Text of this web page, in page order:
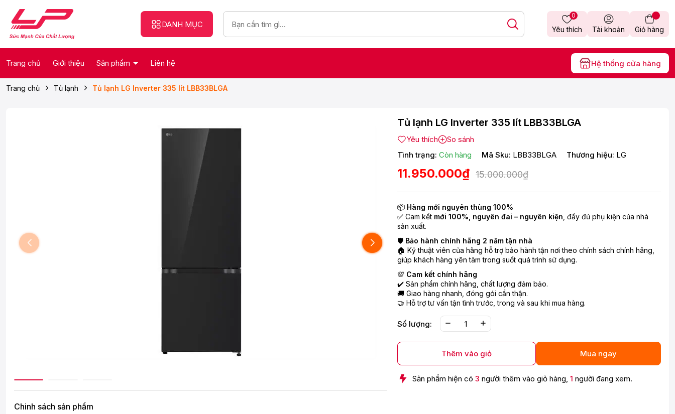
DANH MỤC
Yêu thích
0
Tài khoản Giỏ hàng
Trang chủ Giới thiệu Sản phẩm Liên hệ Hệ thống cửa hàng
Trang chủ Tủ lạnh Tủ lạnh LG Inverter 335 lít LBB33BLGA
Chinh sách sản phẩm
Tủ lạnh LG Inverter 335 lít LBB33BLGA
Yêu thích
So sánh
Tình trạng: Còn hàng Mã Sku: LBB33BLGA Thương hiệu: LG
11.950.000₫ 15.000.000₫
📦 Hàng mới nguyên thùng 100%
✅ Cam kết mới 100%, nguyên đai – nguyên kiện , đầy đủ phụ kiện của nhà
sản xuất.
🛡️ Bảo hành chính hãng 2 năm tận nhà
🏠 Kỹ thuật viên của hãng hỗ trợ bảo hành tận nơi theo chính sách chính hãng,
giúp khách hàng yên tâm trong suốt quá trình sử dụng.
💯 Cam kết chính hãng
✔️ Sản phẩm chính hãng, chất lượng đảm bảo.
🚚 Giao hàng nhanh, đóng gói cẩn thận.
🤝 Hỗ trợ tư vấn tận tình trước, trong và sau khi mua hàng.
Số lượng:
Thêm vào giỏ Mua ngay
Sản phẩm hiện có 3 người thêm vào giỏ hàng, 1 người đang xem.